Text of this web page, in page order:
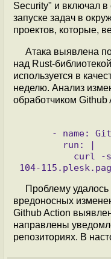
Security" и включал
запуске задач в
проектов, которые,
Атака выявлена
над Rust-
используется в
неделю. Анализ
обработчиком Github
Проблему
вредоносных
Github Action
направлены
репозиториях. В